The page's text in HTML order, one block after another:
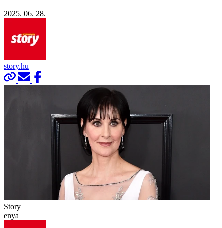
2025. 06. 28.
story.hu
Story
enya